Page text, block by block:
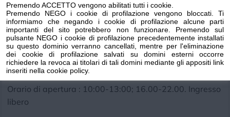
Premendo ACCETTO vengono abilitati tutti i cookie.
Premendo NEGO i cookie di profilazione vengono bloccati. Ti
informiamo che negando i cookie di profilazione alcune parti
importanti del sito potrebbero non funzionare. Premendo sul
pulsante NEGO i cookie di profilazione precedentemente installati
su questo dominio verranno cancellati, mentre per l'eliminazione
dei cookie di profilazione salvati su domini esterni occorre
richiedere la revoca ai titolari di tali domini mediante gli appositi link
inseriti nella cookie policy.
semipreziose e resina epossidica.
La mostra di pittura si terrà nel borgo medievale di
Cervo, in Piazza Alassio,1, nella galleria Cà di Nonna
Teresa dal 28 luglio al 17 agosto 2025. La mostra è
aperta tutti i giorni.
Orario di apertura : 10:00-13:00; 16.00-22.00. Ingresso
libero